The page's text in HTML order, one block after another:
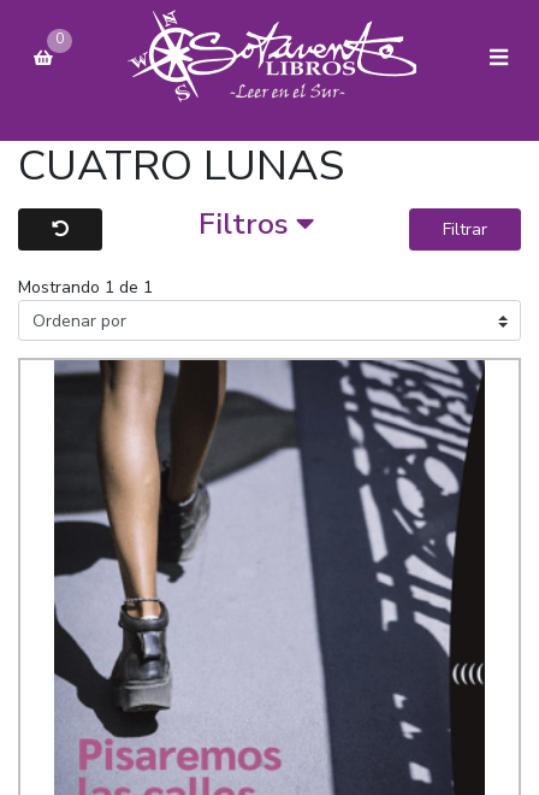
0
CUATRO LUNAS
Filtros Filtrar
Mostrando 1 de 1